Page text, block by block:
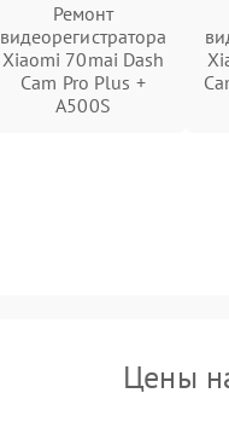
Ремонт
видеорегистратора
Xiaomi 70mai Dash
Cam Pro Plus +
A500S
Цены